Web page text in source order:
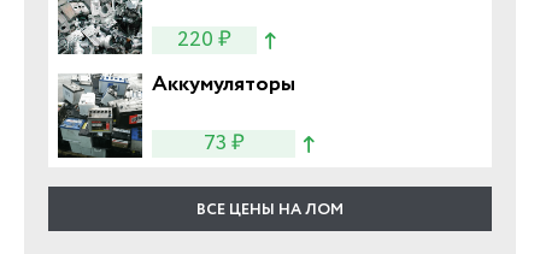
220 ₽
Аккумуляторы
73 ₽
ВСЕ ЦЕНЫ НА ЛОМ